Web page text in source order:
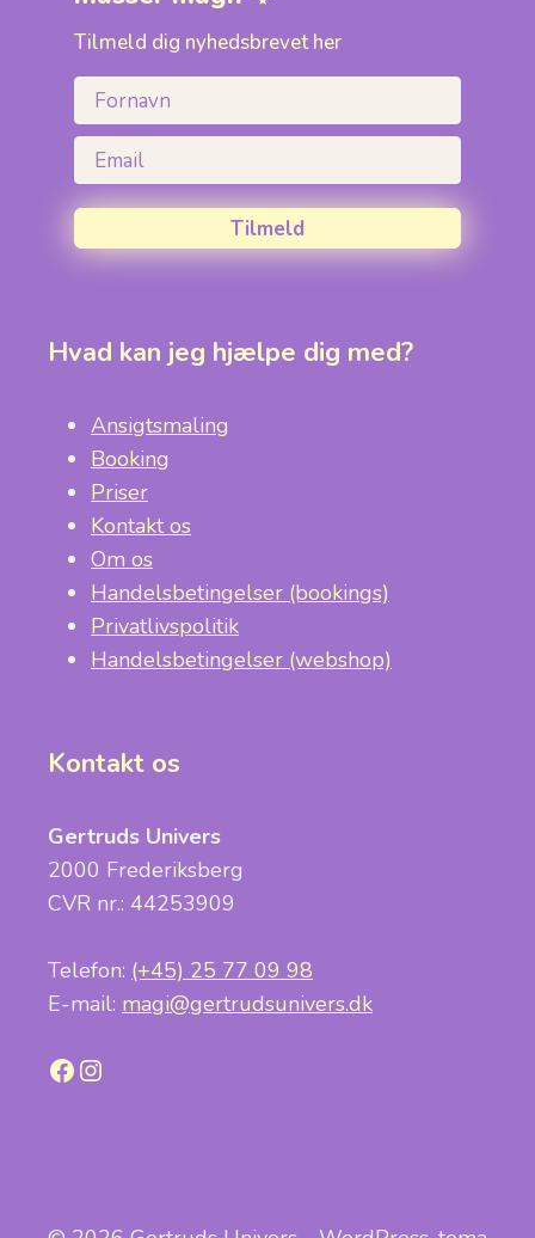
Tilmeld dig nyhedsbrevet her
Fornavn
Email
Tilmeld
Hvad kan jeg hjælpe dig med?
Ansigtsmaling
Booking
Priser
Kontakt os
Om os
Handelsbetingelser (bookings)
Privatlivspolitik
Handelsbetingelser (webshop)
Kontakt os
Gertruds Univers
2000 Frederiksberg
CVR nr.: 44253909
Telefon: (+45) 25 77 09 98
E-mail: magi@gertrudsunivers.dk
Facebook
Instagram